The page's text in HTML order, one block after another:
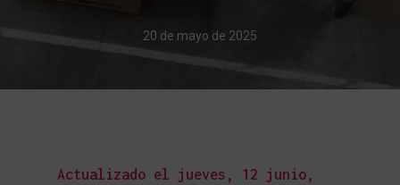
20 de mayo de 2025
Actualizado el jueves, 12 junio,